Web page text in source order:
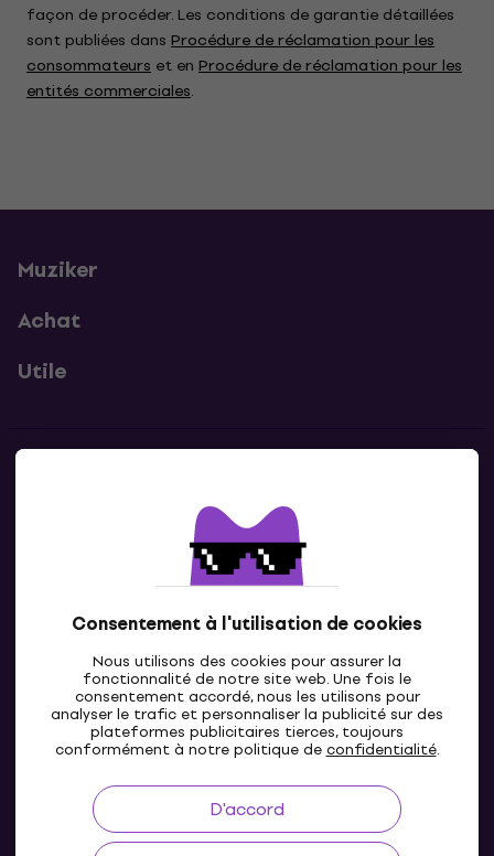
Consentement à l'utilisation de cookies
Nous utilisons des cookies pour assurer la
fonctionnalité de notre site web. Une fois le
consentement accordé, nous les utilisons pour
analyser le trafic et personnaliser la publicité sur des
plateformes publicitaires tierces, toujours
conformément à notre politique deconfidentialité.
D'accord
façon de procéder. Les conditions de garantie détaillées
sont publiées dans Procédure de réclamation pour les
consommateurs et en Procédure de réclamation pour les
entités commerciales.
Muziker
Achat
Utile
Contacte nous
LU